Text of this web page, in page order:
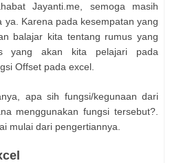
Jayanti.me, semoga masih
ya. Karena pada kesempatan yang
balajar kita tentang rumus yang
yang akan kita pelajari pada
Offset pada excel.
apa sih fungsi/kegunaan dari
menggunakan fungsi tersebut?.
mulai dari pengertiannya.